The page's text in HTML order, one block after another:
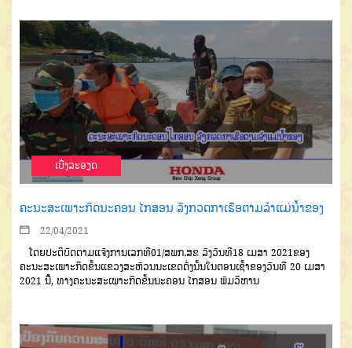
ເບີ່ງລະອຽດ
ຄະນະສະເພາະກິດນະຄອນ ໄກສອນ ລົງກວດກາເຮືອຕາມລຳແມ່ນໍ້າຂອງ
22/04/2021
ໂດຍປະຕິບັດຕາມແຈ້ງການເລກທີ01/ສພກ.ສຂ ລົງວັນທີ18 ເມສາ 2021ຂອງ
ຄະນະສະເພາະກິດຂັ້ນແຂວງສະຫັວນນະເຂດດັ່ງນັ້ນໃນຕອນເຊົ້າຂອງວັນທີ 20 ເມສາ
2021 ນີ້, ທາງຄະນະສະເພາະກິດຂັ້ນນະຄອນ ໄກສອນ ພົມວິຫານ